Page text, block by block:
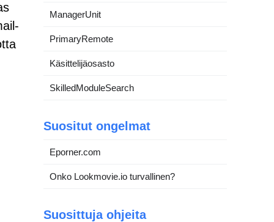
ManagerUnit
PrimaryRemote
Käsittelijäosasto
SkilledModuleSearch
Suositut ongelmat
Eporner.com
Onko Lookmovie.io turvallinen?
Suosittuja ohjeita